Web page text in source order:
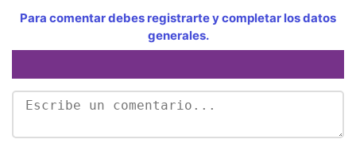
Para comentar debes registrarte y completar los datos
generales.